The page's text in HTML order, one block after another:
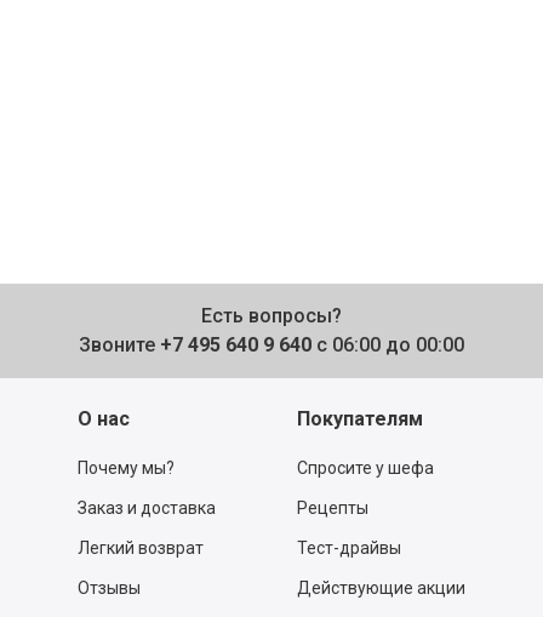
Есть вопросы?
Звоните +7 495 640 9 640 с 06:00 до 00:00
О нас
Почему мы?
Заказ и доставка
Легкий возврат
Отзывы
Покупателям
Спросите у шефа
Рецепты
Тест-драйвы
Действующие акции